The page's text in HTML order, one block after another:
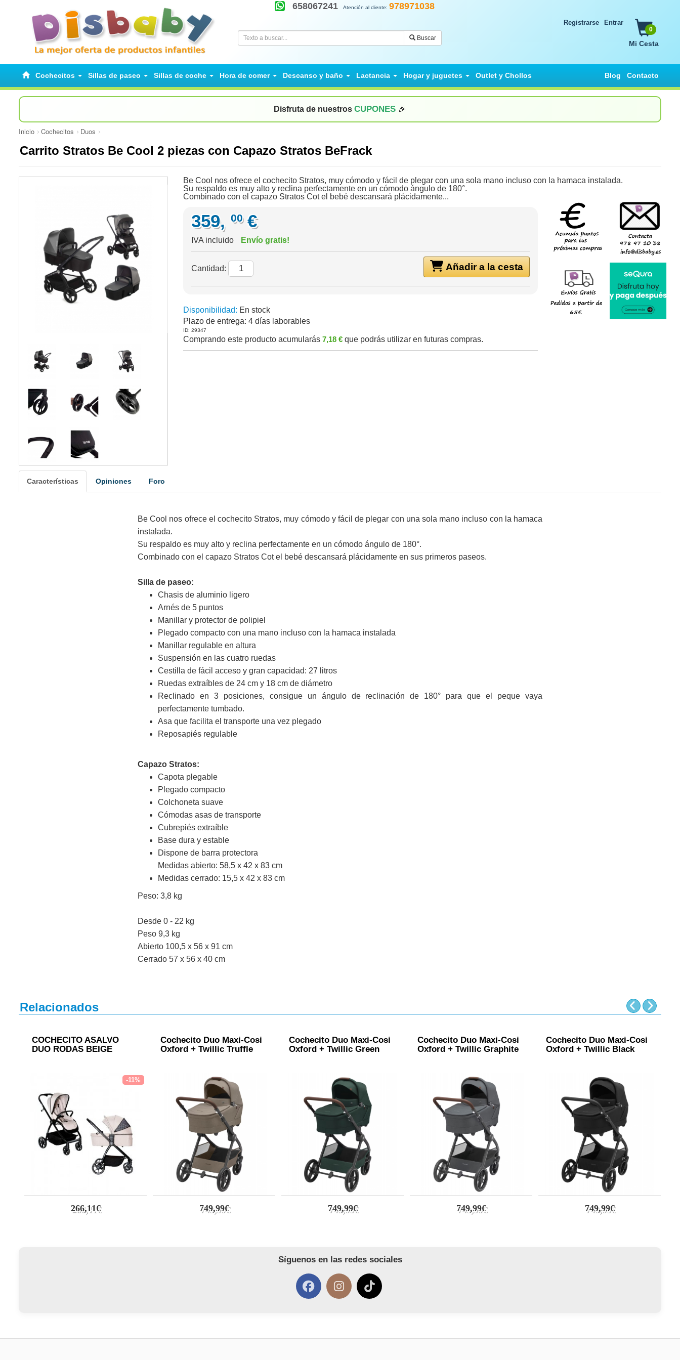
Atención al cliente: 978971038
658067241
Buscar
0
Mi Cesta
Registrarse Entrar
Cochecitos Sillas de paseo Sillas de coche Hora de comer Descanso y baño Lactancia Hogar y juguetes Outlet y Chollos Contacto
Blog
Disfruta de nuestros CUPONES 🎉
Inicio Cochecitos Duos
Carrito Stratos Be Cool 2 piezas con Capazo Stratos BeFrack
Be Cool nos ofrece el cochecito Stratos, muy cómodo y fácil de plegar con una sola mano incluso con la hamaca instalada.
Su respaldo es muy alto y reclina perfectamente en un cómodo ángulo de 180°.
Combinado con el capazo Stratos Cot el bebé descansará plácidamente...
359, 00 €
IVA incluido Envío gratis!
Añadir a la cesta
Cantidad:
Disponibilidad: En stock
Plazo de entrega: 4 días laborables
ID: 29347
Comprando este producto acumularás 7,18 € que podrás utilizar en futuras compras.
Características Opiniones Foro
Be Cool nos ofrece el cochecito Stratos, muy cómodo y fácil de plegar con una sola mano incluso con la hamaca
instalada.
Su respaldo es muy alto y reclina perfectamente en un cómodo ángulo de 180°.
Combinado con el capazo Stratos Cot el bebé descansará plácidamente en sus primeros paseos.
Silla de paseo:
Chasis de aluminio ligero
Arnés de 5 puntos
Manillar y protector de polipiel
Plegado compacto con una mano incluso con la hamaca instalada
Manillar regulable en altura
Suspensión en las cuatro ruedas
Cestilla de fácil acceso y gran capacidad: 27 litros
Ruedas extraíbles de 24 cm y 18 cm de diámetro
Reclinado en 3 posiciones, consigue un ángulo de reclinación de 180° para que el peque vaya
perfectamente tumbado.
Asa que facilita el transporte una vez plegado
Reposapiés regulable
Capazo Stratos:
Capota plegable
Plegado compacto
Colchoneta suave
Cómodas asas de transporte
Cubrepiés extraíble
Base dura y estable
Dispone de barra protectora
Medidas abierto: 58,5 x 42 x 83 cm
Medidas cerrado: 15,5 x 42 x 83 cm
Peso: 3,8 kg
Desde 0 - 22 kg
Peso 9,3 kg
Abierto 100,5 x 56 x 91 cm
Cerrado 57 x 56 x 40 cm
Relacionados
COCHECITO ASALVO
DUO RODAS BEIGE
-11%
266,11€
Cochecito Duo Maxi-Cosi
Oxford + Twillic Truffle
749,99€
Cochecito Duo Maxi-Cosi
Oxford + Twillic Green
749,99€
Cochecito Duo Maxi-Cosi
Oxford + Twillic Graphite
749,99€
Cochecito Duo Maxi-Cosi
Oxford + Twillic Black
749,99€
Síguenos en las redes sociales